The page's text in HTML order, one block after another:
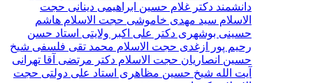
دانشمند دکتر غلام حسين ابراهيمی دينانی حجت
الاسلام سيد مهدى خاموشى حجت الاسلام هاشم
حسينى بوشهرى دكتر على اكبر ولايتى استاد حسن
رحيم پور‌ ازغدی‌ حجت‌ الاسلام محمد تقی فلسفی شيخ
حسين انصاريان حجت‌ الاسلام دکتر مرتضی آقا تهرانی
آيت الله شيخ حسين مظاهری استاد علی دولتی حجت